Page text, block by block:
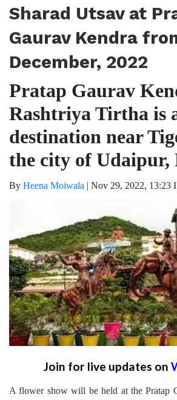
Sharad Utsav at
Gaurav Kendra
December, 2022
Pratap Gaurav
Rashtriya Tirtha is
destination near
the city of Udaipur,
By Heena Moiwala | Nov 29, 2022, 13:23
Join for live updates on
A flower show will be held at the Pratap